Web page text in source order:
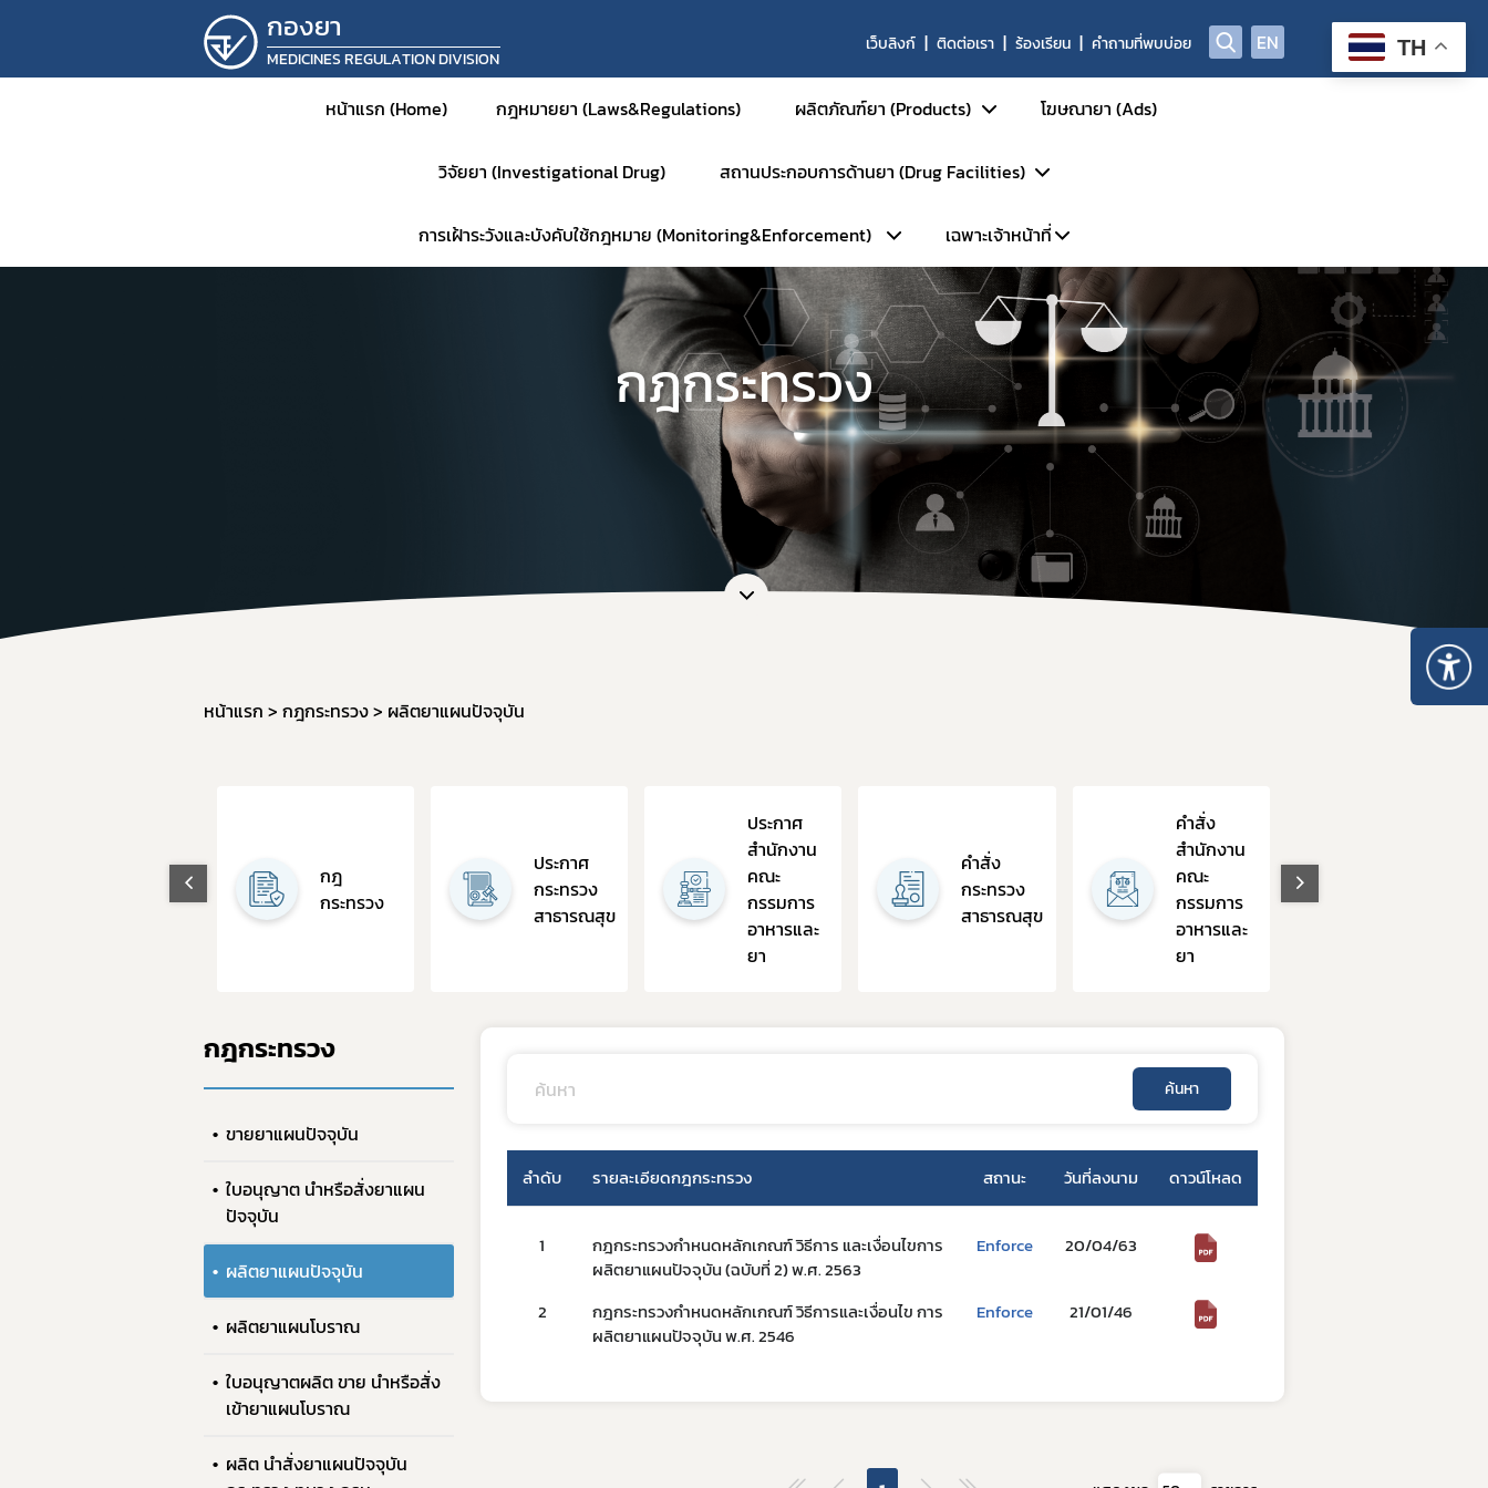
กองยา
MEDICINES REGULATION DIVISION
เว็บลิงก์ ติดต่อเรา ร้องเรียน คำถามที่พบบ่อย EN
หน้าแรก (Home) กฎหมายยา (Laws&Regulations) ผลิตภัณฑ์ยา (Products)
ยาสามัญและยาเสริมการรักษา
ยาใหม่และส่งเสริมการวิจัย
ยาชีววัตถุ
ผลิตภัณฑ์การแพทย์ขั้นสูง
ยาสำหรับสัตว์
ยาเคมีสำหรับสัตว์
ยาชีววัตถุสำหรับสัตว์
ยาแผนโบราณสำหรับสัตว์
เภสัชเคมีภัณฑ์
OSSC
การวินิจฉัยผลิตภัณฑ์ยา
โฆษณายา (Ads)
วิจัยยา (Investigational Drug) สถานประกอบการด้านยา (Drug Facilities)
หน้าหลัก
การตรวจประเมินมาตรฐานสถานที่
การตรวจประเมินมาตรฐาน GMDP
การตรวจประเมินมาตรฐาน GMP-Clearance
การตรวจประเมินมาตรฐาน GDP
การตรวจประเมินมาตรฐาน GPP
การตรวจตราการศึกษาวิจัยยา (GCP Inspection)
การต่ออายุใบอนุญาต
แบบฟอร์มที่เกี่ยวข้อง
คู่มือสำหรับมาตรฐานสถานประกอบการ
ตรวจสอบสถานะมาตรฐานการรับรองสถานที่ผลิตยาในต่างประเทศ GMP-Clearance
ตรวจสอบสถานะมาตรฐานการรับรองสถานที่นำหรือสั่งยาแผนปัจจุบันเข้ามาในราชอาณาจักร GDP
ตรวจสอบร้านยาคุณภาพ
การเฝ้าระวังและบังคับใช้กฎหมาย (Monitoring&Enforcement) เฉพาะเจ้าหน้าที่
เฉพาะเจ้าหน้าที่
ระบบ LMS
กฎกระทรวง
หน้าแรก กฎกระทรวง ผลิตยาแผนปัจจุบัน
กฎ
กระทรวง
ประกาศ
กระทรวง
สาธารณสุข
ประกาศ
สำนักงาน
คณะ
กรรมการ
อาหารและ
ยา
คำสั่ง
กระทรวง
สาธารณสุข
คำสั่ง
สำนักงาน
คณะ
กรรมการ
อาหารและ
ยา
กฎกระทรวง
ขายยาแผนปัจจุบัน
ใบอนุญาต นำหรือสั่งยาแผน
ปัจจุบัน
ผลิตยาแผนปัจจุบัน
ผลิตยาแผนโบราณ
ใบอนุญาตผลิต ขาย นำหรือสั่ง
เข้ายาแผนโบราณ
ผลิต นำสั่งยาแผนปัจจุบัน
ค้นหา
ลำดับ รายละเอียดกฎกระทรวง สถานะ วันที่ลงนาม ดาวน์โหลด
1
กฎกระทรวงกำหนดหลักเกณฑ์ วิธีการ และเงื่อนไขการ
ผลิตยาแผนปัจจุบัน (ฉบับที่ 2) พ.ศ. 2563
Enforce 20/04/63
2
กฎกระทรวงกำหนดหลักเกณฑ์ วิธีการและเงื่อนไข การ
ผลิตยาแผนปัจจุบัน พ.ศ. 2546
Enforce 21/01/46
เลือกหัวข้อที่ท่านต้องการ Subscribe
TH